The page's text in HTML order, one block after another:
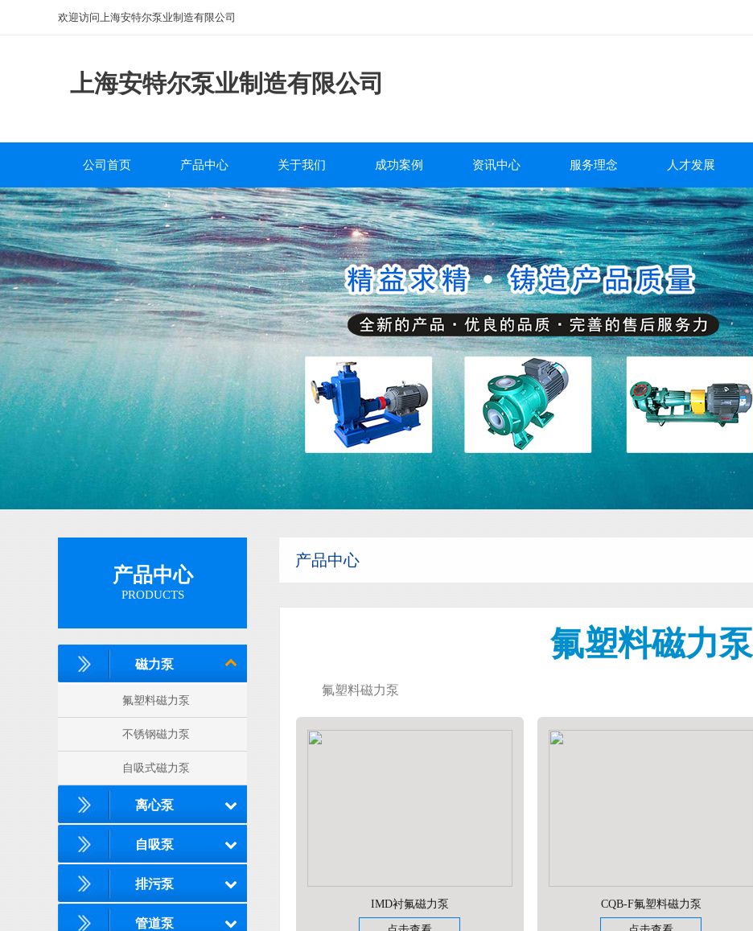
欢迎访问上海安特尔泵业制造有限公司
上海安特尔泵业制造有限公司
公司首页 产品中心
磁力泵
离心泵
自吸泵
排污泵
管道泵
砂浆泵
隔膜泵
关于我们
公司简介
企业文化
服务中心
研发团队
成功案例
工程案例
资讯中心
公司新闻
行业新闻
泵阀百科
服务理念
服务流程
售后政策
质量承诺
包装运输
人才发展
人才战略
人才招聘
培训发展
产品中心
PRODUCTS
磁力泵
氟塑料磁力泵
不锈钢磁力泵
自吸式磁力泵
离心泵
自吸泵
排污泵
管道泵
产品中心
氟塑料磁力泵
氟塑料磁力泵
IMD衬氟磁力泵 CQB-F氟塑料磁力泵